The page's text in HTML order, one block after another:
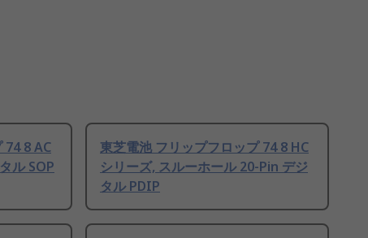
74 8 AC
ル SOP
東芝電池 フリップフロップ 74 8 HC
シリーズ, スルーホール 20-Pin デジ
タル PDIP